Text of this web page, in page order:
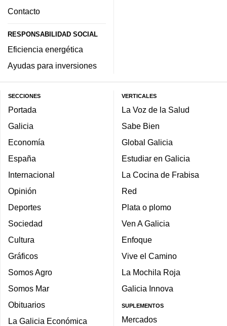
Contacto
RESPONSABILIDAD SOCIAL
Eficiencia energética
Ayudas para inversiones
SECCIONES
Portada
Galicia
Economía
España
Internacional
Opinión
Deportes
Sociedad
Cultura
Gráficos
Somos Agro
Somos Mar
Obituarios
La Galicia Económica
VERTICALES
La Voz de la Salud
Sabe Bien
Global Galicia
Estudiar en Galicia
La Cocina de Frabisa
Red
Plata o plomo
Ven A Galicia
Enfoque
Vive el Camino
La Mochila Roja
Galicia Innova
SUPLEMENTOS
Mercados